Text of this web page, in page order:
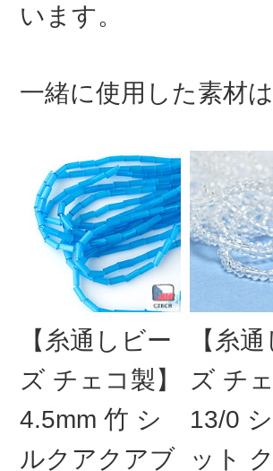
います。
一緒に使用した素材
【糸通しビー
ズ チェコ製】
4.5mm 竹 シ
ルクアクアブ
【糸
ズ チ
13/0
ット